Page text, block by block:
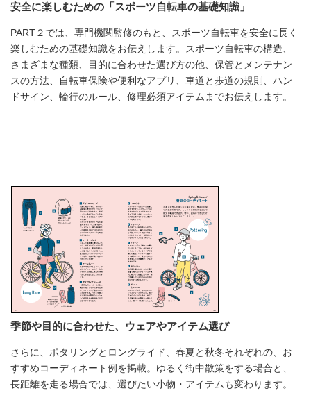
安全に楽しむための「スポーツ自転車の基礎知識」
PART２では、専門機関監修のもと、スポーツ自転車を安全に長く
楽しむための基礎知識をお伝えします。スポーツ自転車の構造、
さまざまな種類、目的に合わせた選び方の他、保管とメンテナン
スの方法、自転車保険や便利なアプリ、車道と歩道の規則、ハン
ドサイン、輪行のルール、修理必須アイテムまでお伝えします。
季節や目的に合わせた、ウェアやアイテム選び
さらに、ポタリングとロングライド、春夏と秋冬それぞれの、お
すすめコーディネート例を掲載。ゆるく街中散策をする場合と、
長距離を走る場合では、選びたい小物・アイテムも変わります。